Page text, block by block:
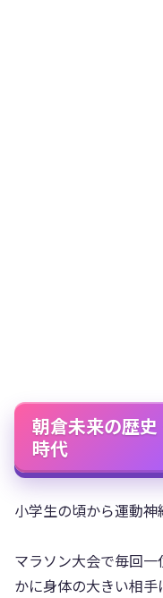
朝倉未来の歴
時代
小学生の頃から運動神
マラソン大会で毎回
かに身体の大きい相手